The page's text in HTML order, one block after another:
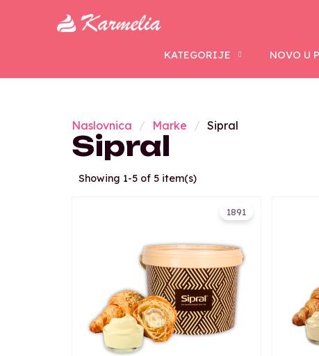
KATEGORIJE NOVO U
Naslovnica Marke Sipral
Sipral
Showing 1-5 of 5 item(s)
1891